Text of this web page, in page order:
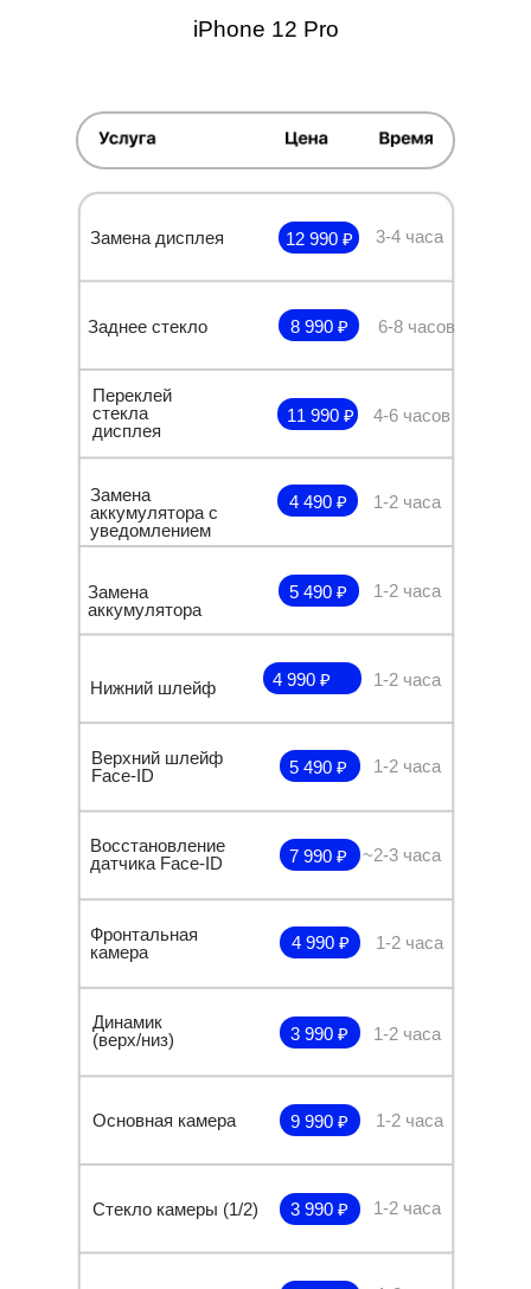
Замена дисплея
11 990 ₽
12 990 ₽ 3-4 часа
Замена
аккумулятора
Заднее стекло
iPhone 12 Pro
8 990 ₽ 6-8 часов
Переклей
стекла
дисплея
4-6 часов
Замена
аккумулятора с
уведомлением
4 490 ₽ 1-2 часа
5 490 ₽ 1-2 часа
Нижний шлейф 4 990 ₽ 1-2 часа
Верхний шлейф
Face-ID
5 490 ₽ 1-2 часа
Восстановление
датчика Face-ID
7 990 ₽ ~2-3 часа
Фронтальная
камера
4 990 ₽
1-2 часа
1-2 часа
Динамик
(верх/низ)
3 990 ₽
Основная камера 9 990 ₽
Стекло камеры (1/2) 3 990 ₽ 1-2 часа
1-2 часа